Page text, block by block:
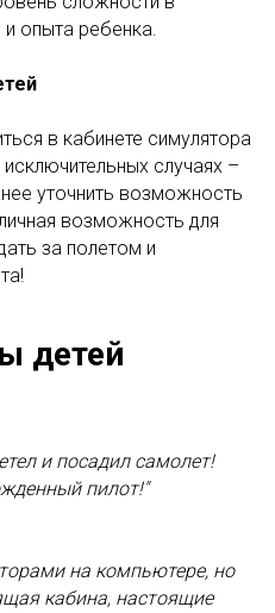
опыта ребенка.
в кабинете симулятора
случаях –
уточнить возможность
возможность для
за полетом и
детей
и посадил самолет!
пилот!"
на компьютере, но
кабина, настоящие